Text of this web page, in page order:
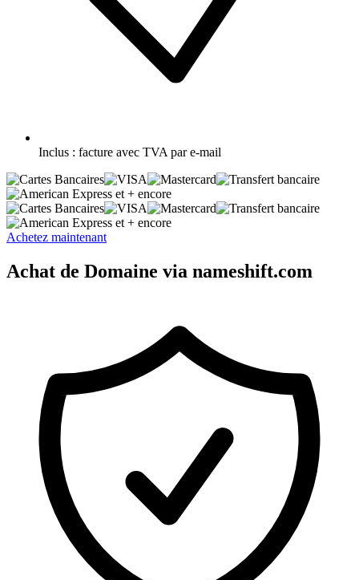
Inclus : facture avec TVA par e-mail
et + encore
et + encore
Achetez maintenant
Achat de Domaine via nameshift.com